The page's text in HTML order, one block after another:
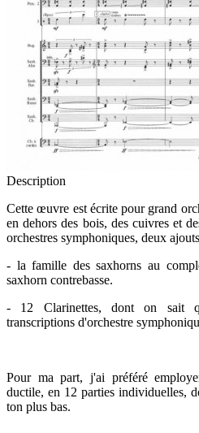
Description
Cette œuvre est écrite pour grand
en dehors des bois, des cuivres et
orchestres symphoniques, deux
- la famille des saxhorns au
saxhorn contrebasse.
- 12 Clarinettes, dont on sait
transcriptions d'orchestre
Pour ma part, j'ai préféré
ductile, en 12 parties individuelles,
ton plus bas.